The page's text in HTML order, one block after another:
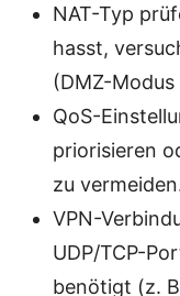
NAT-Typ
hasst,
(DMZ-
QoS-
priorisieren
zu
VPN-
UDP/TCP-
benötigt (z.